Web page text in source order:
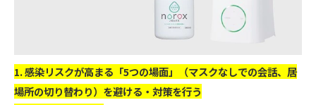
1. 感染リスクが高まる「5つの場面」（マスクなしでの会話、居
場所の切り替わり）を避ける・対策を行う